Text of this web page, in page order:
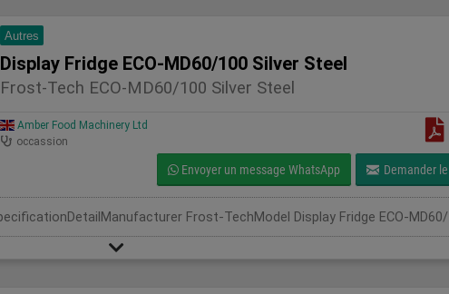
Autres
Display Fridge ECO-MD60/100 Silver Steel
Frost-Tech ECO-MD60/100 Silver Steel
Amber Food Machinery Ltd
occassion
Envoyer un message WhatsApp Demander